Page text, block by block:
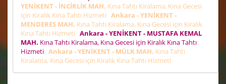
YENİKENT - İNCİRLİK MAH. Kına Tahtı Kiralama, Kına Gecesi
için Kiralık Kına Tahtı Hizmeti Ankara - YENİKENT -
MENDERES MAH. Kına Tahtı Kiralama, Kına Gecesi için Kiralık
Kına Tahtı Hizmeti Ankara - YENİKENT - MUSTAFA KEMAL
MAH. Kına Tahtı Kiralama, Kına Gecesi için Kiralık Kına Tahtı
Hizmeti Ankara - YENİKENT - MÜLK MAH. Kına Tahtı
Kiralama, Kına Gecesi için Kiralık Kına Tahtı Hizmeti